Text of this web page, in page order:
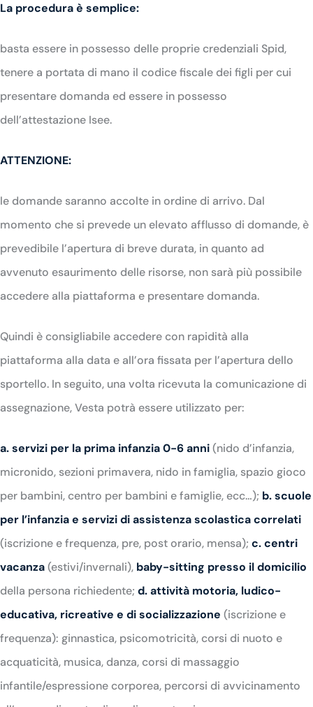
La procedura è semplice:
basta essere in possesso delle proprie credenziali Spid,
tenere a portata di mano il codice fiscale dei figli per cui
presentare domanda ed essere in possesso
dell’attestazione Isee.
ATTENZIONE:
le domande saranno accolte in ordine di arrivo. Dal
momento che si prevede un elevato afflusso di domande, è
prevedibile l’apertura di breve durata, in quanto ad
avvenuto esaurimento delle risorse, non sarà più possibile
accedere alla piattaforma e presentare domanda.
Quindi è consigliabile accedere con rapidità alla
piattaforma alla data e all’ora fissata per l’apertura dello
sportello. In seguito, una volta ricevuta la comunicazione di
assegnazione, Vesta potrà essere utilizzato per:
a. servizi per la prima infanzia 0-6 anni(nido d’infanzia,
micronido, sezioni primavera, nido in famiglia, spazio gioco
per bambini, centro per bambini e famiglie, ecc…); b. scuole
per l’infanzia e servizi di assistenza scolastica correlati
(iscrizione e frequenza, pre, post orario, mensa); c. centri
vacanza(estivi/invernali), baby-sitting presso il domicilio
della persona richiedente; d. attività motoria, ludico-
educativa, ricreative e di socializzazione (iscrizione e
frequenza): ginnastica, psicomotricità, corsi di nuoto e
acquaticità, musica, danza, corsi di massaggio
infantile/espressione corporea, percorsi di avvicinamento